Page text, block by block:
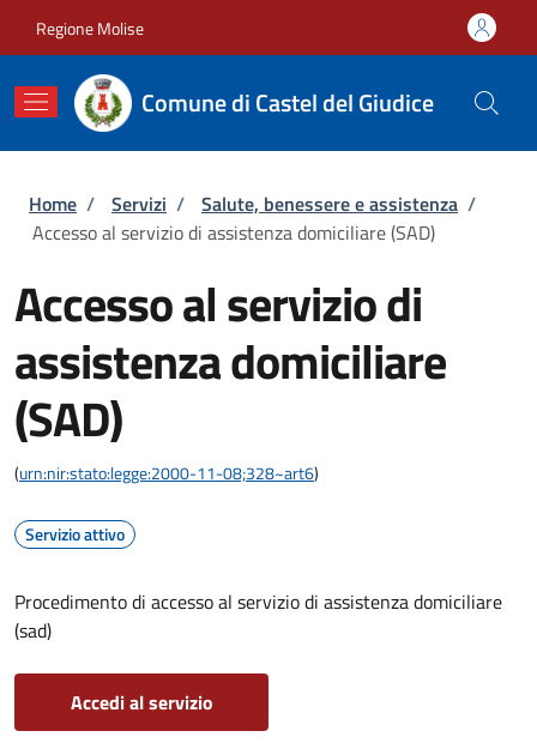
Regione Molise
Comune di Castel del Giudice
Briciole di pane
Home / Servizi / Salute, benessere e assistenza /
Accesso al servizio di assistenza domiciliare (SAD)
Accesso al servizio di
assistenza domiciliare
(SAD)
(urn:nir:stato:legge:2000-11-08;328~art6)
Servizio attivo
Procedimento di accesso al servizio di assistenza domiciliare
(sad)
Accedi al servizio